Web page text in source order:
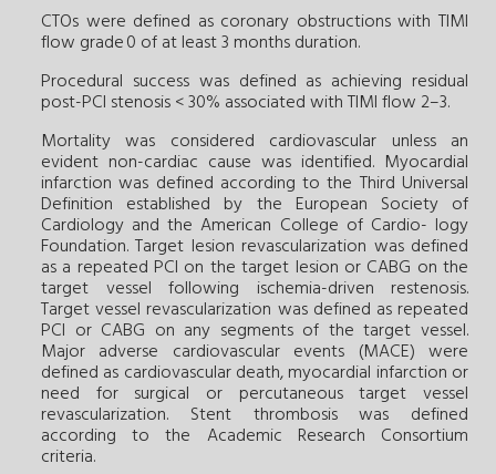
CTOs were defined as coronary obstructions with TIMI
flow grade 0 of at least 3 months duration.
Procedural success was defined as achieving residual
post-PCI stenosis < 30% associated with TIMI flow 2–3.
Mortality was considered cardiovascular unless an
evident non-cardiac cause was identified. Myocardial
infarction was defined according to the Third Universal
Definition established by the European Society of
Cardiology and the American College of Cardio- logy
Foundation. Target lesion revascularization was defined
as a repeated PCI on the target lesion or CABG on the
target vessel following ischemia-driven restenosis.
Target vessel revascularization was defined as repeated
PCI or CABG on any segments of the target vessel.
Major adverse cardiovascular events (MACE) were
defined as cardiovascular death, myocardial infarction or
need for surgical or percutaneous target vessel
revascularization. Stent thrombosis was defined
according to the Academic Research Consortium
criteria.